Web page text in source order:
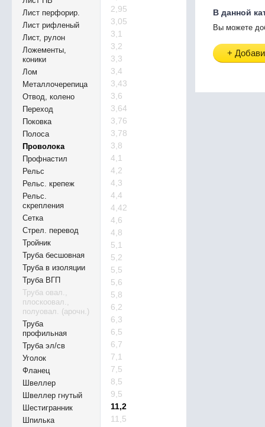
Лист перфорир.
Лист рифленый
Лист, рулон
Ложементы,
коники
Лом
Металлочерепица
Отвод, колено
Переход
Поковка
Полоса
Проволока
Профнастил
Рельс
Рельс. крепеж
Рельс.
скрепления
Сетка
Стрел. перевод
Тройник
Труба бесшовная
Труба в изоляции
Труба ВГП
Труба овал.,
плоскоовал.,
полуовал. (арочн.)
Труба
профильная
Труба эл/св
Уголок
Фланец
Швеллер
Швеллер гнутый
Шестигранник
Шпилька
2,95
3,05
3,1
3,2
3,3
3,4
3,43
3,6
3,64
3,76
3,78
3,8
4,1
4,2
4,3
4,4
4,42
4,6
4,8
5,1
5,2
5,5
5,6
5,8
6,2
6,3
6,5
6,7
7,1
7,5
8,5
9,5
11,2
11,5
В данной
Вы можете
+